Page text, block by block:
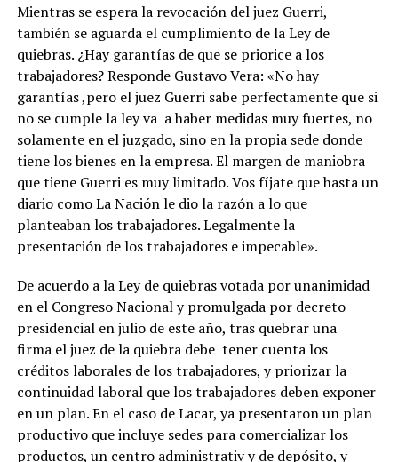
Mientras se espera la revocación del juez Guerri,
también se aguarda el cumplimiento de la Ley de
quiebras. ¿Hay garantías de que se priorice a los
trabajadores? Responde Gustavo Vera: «No hay
garantías ,pero el juez Guerri sabe perfectamente que si
no se cumple la ley va a haber medidas muy fuertes, no
solamente en el juzgado, sino en la propia sede donde
tiene los bienes en la empresa. El margen de maniobra
que tiene Guerri es muy limitado. Vos fíjate que hasta un
diario como La Nación le dio la razón a lo que
planteaban los trabajadores. Legalmente la
presentación de los trabajadores e impecable».
De acuerdo a la Ley de quiebras votada por unanimidad
en el Congreso Nacional y promulgada por decreto
presidencial en julio de este año, tras quebrar una
firma el juez de la quiebra debe tener cuenta los
créditos laborales de los trabajadores, y priorizar la
continuidad laboral que los trabajadores deben exponer
en un plan. En el caso de Lacar, ya presentaron un plan
productivo que incluye sedes para comercializar los
productos, un centro administrativ y de depósito, y